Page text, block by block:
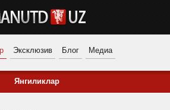
Эксклюзив Блог Медиа
Янгиликлар